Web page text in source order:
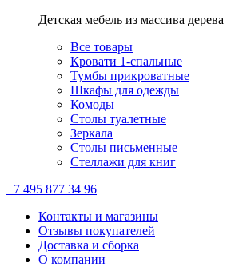
Детская мебель из массива дерева
Все товары
Кровати 1-спальные
Тумбы прикроватные
Шкафы для одежды
Комоды
Столы туалетные
Зеркала
Столы письменные
Стеллажи для книг
+7 495 877 34 96
Контакты и магазины
Отзывы покупателей
Доставка и сборка
О компании